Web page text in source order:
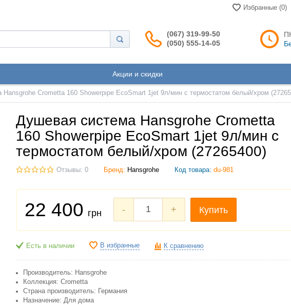
Избранные (0)
(067) 319-99-50
(050) 555-14-05
Акции и скидки
Hansgrohe Crometta 160 Showerpipe EcoSmart 1jet 9л/мин с термостатом белый/хром
Душевая система Hansgrohe Crometta
160 Showerpipe EcoSmart 1jet 9л/мин с
термостатом белый/хром (27265400)
Отзывы: 0 Бренд: Hansgrohe Код товара: du-981
22 400 грн - + Купить
Есть в наличии В избранные К сравнению
Производитель: Hansgrohe
Коллекция: Crometta
Страна производитель: Германия
Назначение: Для дома